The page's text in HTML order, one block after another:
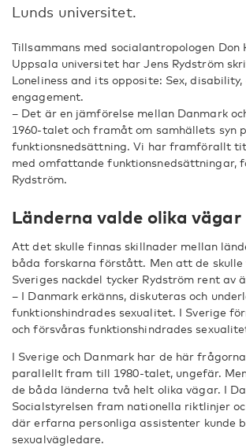
Lunds universitet.
Tillsammans med socialantropologen Don
Uppsala universitet har Jens Rydström
Loneliness and its opposite: Sex,
engagement.
­– Det är en jämförelse mellan Danmark
1960-talet och framåt om samhällets syn
funktionsnedsättning. Vi har framförallt
med omfattande funktionsnedsättningar,
Rydström.
Länderna valde olika vägar
Att det skulle finnas skillnader mellan
båda forskarna förstått. Men att de
Sveriges nackdel tycker Rydström rent av
– I Danmark erkänns, diskuteras och
funktionshindrades sexualitet. I Sverige
och försvåras funktionshindrades
I Sverige och Danmark har de här
parallellt fram till 1980-talet, ungefär.
de båda länderna två helt olika vägar. I
Socialstyrelsen fram nationella riktlinjer
där erfarna personliga assistenter kunde
sexualvägledare.